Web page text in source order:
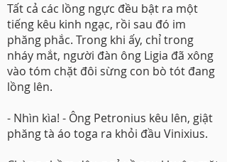
Tất cả các lồng ngực đều bật ra một
tiếng kêu kinh ngạc, rồi sau đó im
phăng phắc. Trong khi ấy, chỉ trong
nháy mắt, người đàn ông Ligia đã xông
vào tóm chặt đôi sừng con bò tót đang
lồng lên.
- Nhìn kìa! - Ông Petronius kêu lên, giật
phăng tà áo toga ra khỏi đầu Vinixius.